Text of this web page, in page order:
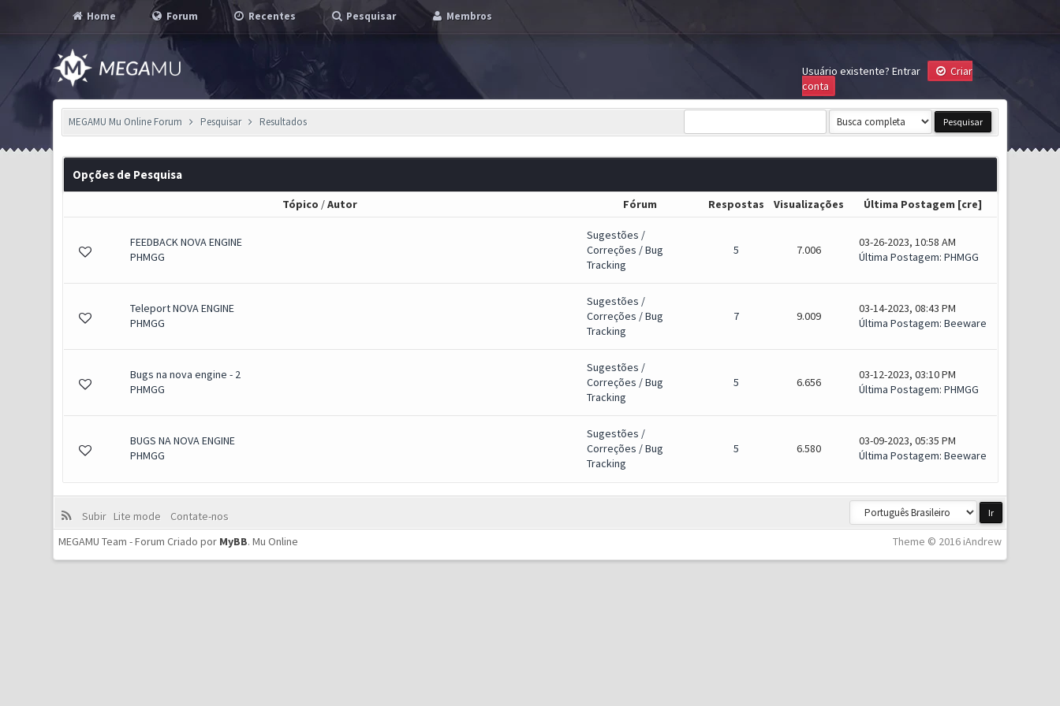
Home Forum Recentes Pesquisar Membros
Usuário existente? Entrar
Criar
conta
MEGAMU Mu Online Forum Pesquisar Resultados
Opções de Pesquisa
Tópico /Autor Fórum Respostas Visualizações Última Postagem [cre]
FEEDBACK NOVA ENGINE
PHMGG
Sugestões /
Correções / Bug
Tracking
5 7.006
03-26-2023, 10:58 AM
Última Postagem: PHMGG
Teleport NOVA ENGINE
PHMGG
Sugestões /
Correções / Bug
Tracking
7 9.009
03-14-2023, 08:43 PM
Última Postagem: Beeware
Bugs na nova engine - 2
PHMGG
Sugestões /
Correções / Bug
Tracking
5 6.656
03-12-2023, 03:10 PM
Última Postagem: PHMGG
BUGS NA NOVA ENGINE
PHMGG
Sugestões /
Correções / Bug
Tracking
5 6.580
03-09-2023, 05:35 PM
Última Postagem: Beeware
Subir Lite mode
Contate-nos
Theme © 2016 iAndrew
MEGAMU Team - Forum Criado por MyBB.Mu Online